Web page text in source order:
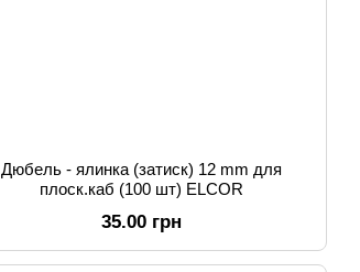
Дюбель - ялинка (затиск) 12 mm для
плоск.каб (100 шт) ELCOR
35.00 грн